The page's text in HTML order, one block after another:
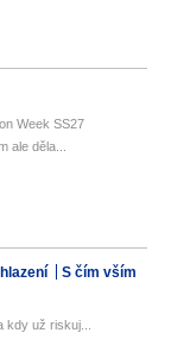
Week SS27
ale děla...
S čím vším
kdy už riskuj...